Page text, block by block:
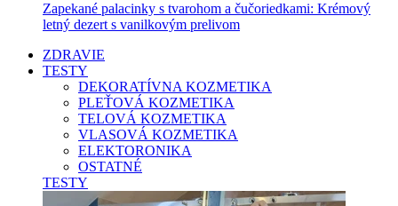
Zapekané palacinky s tvarohom a čučoriedkami: Krémový
letný dezert s vanilkovým prelivom
ZDRAVIE
TESTY
DEKORATÍVNA KOZMETIKA
PLEŤOVÁ KOZMETIKA
TELOVÁ KOZMETIKA
VLASOVÁ KOZMETIKA
ELEKTORONIKA
OSTATNÉ
TESTY